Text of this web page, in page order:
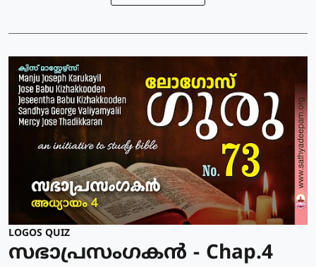
LOGOS QUIZ
സഭാപ്രസംഗകൻ - Chap.4